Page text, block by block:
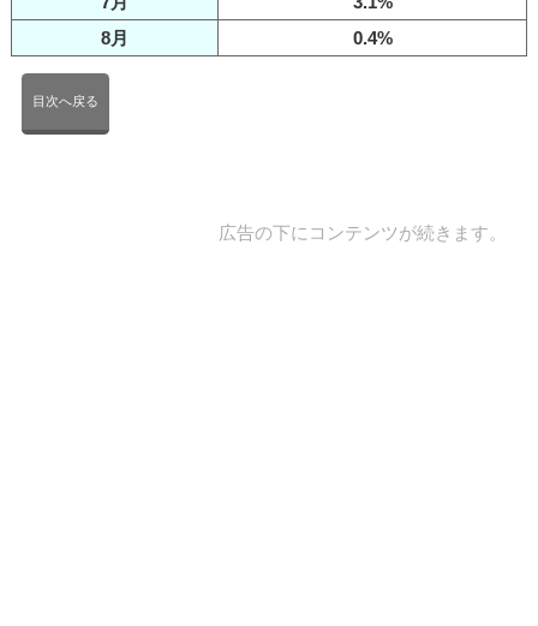
8月
0.4%
目次へ戻る
広告の下にコンテンツが続きます。